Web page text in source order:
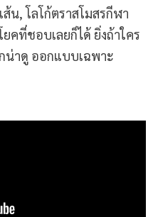
น, โลโก้ตราสโมสรกีฬา
คที่ชอบเลยก็ได้ ยิ่งถ้าใคร
น่าดู ออกแบบเฉพาะ